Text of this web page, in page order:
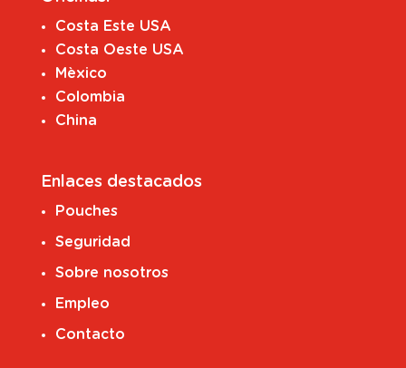
Costa Este USA
Costa Oeste USA
Mèxico
Colombia
China
Enlaces destacados
Pouches
Seguridad
Sobre nosotros
Empleo
Contacto